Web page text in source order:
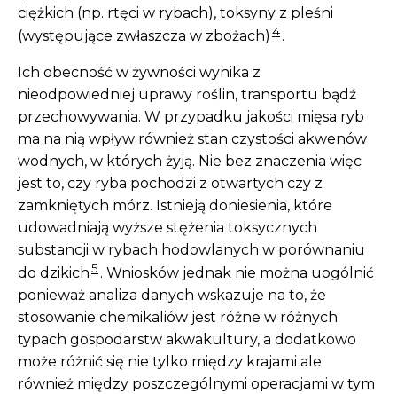
ciężkich (np. rtęci w rybach), toksyny z pleśni
(występujące zwłaszcza w zbożach) 4.
Ich obecność w żywności wynika z
nieodpowiedniej uprawy roślin, transportu bądź
przechowywania. W przypadku jakości mięsa ryb
ma na nią wpływ również stan czystości akwenów
wodnych, w których żyją. Nie bez znaczenia więc
jest to, czy ryba pochodzi z otwartych czy z
zamkniętych mórz. Istnieją doniesienia, które
udowadniają wyższe stężenia toksycznych
substancji w rybach hodowlanych w porównaniu
do dzikich5 . Wniosków jednak nie można uogólnić
ponieważ analiza danych wskazuje na to, że
stosowanie chemikaliów jest różne w różnych
typach gospodarstw akwakultury, a dodatkowo
może różnić się nie tylko między krajami ale
również między poszczególnymi operacjami w tym